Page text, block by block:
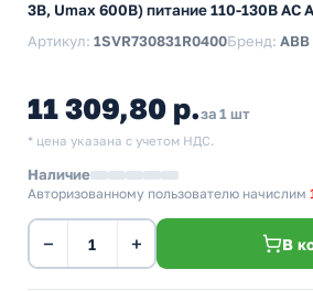
3В, Umax 600B) питание 110-130В AC
Артикул: 1SVR730831R0400Бренд:
11 309,80 р.за 1 шт
* цена указана с учетом НДС.
Наличие
Авторизованному пользователю начислим
− + В